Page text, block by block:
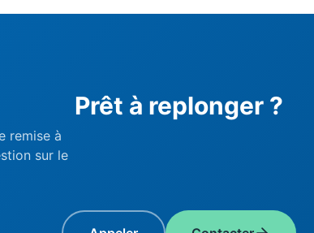
Prêt à replonger ?
remise à
sur le